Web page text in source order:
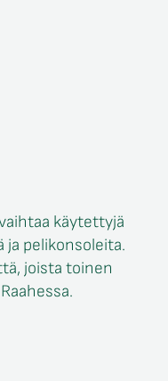
käytettyjä
ja pelikonsoleita.
joista toinen